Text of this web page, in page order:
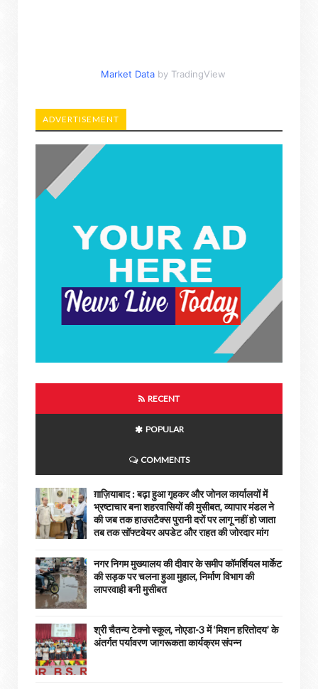
Market Data by TradingView
ADVERTISEMENT
RECENT
POPULAR
COMMENTS
ग़ाज़ियाबाद : बढ़ा हुआ गृहकर और जोनल कार्यालयों में
भ्रष्टाचार बना शहरवासियों की मुसीबत, व्यापार मंडल ने
की जब तक हाउसटैक्स पुरानी दरों पर लागू नहीं हो जाता
तब तक सॉफ्टवेयर अपडेट और राहत की जोरदार मांग
नगर निगम मुख्यालय की दीवार के समीप कॉमर्शियल मार्केट
की सड़क पर चलना हुआ मुहाल, निर्माण विभाग की
लापरवाही बनी मुसीबत
श्री चैतन्य टेक्नो स्कूल, नोएडा-3 में ‘मिशन हरितोदय’ के
अंतर्गत पर्यावरण जागरूकता कार्यक्रम संपन्न